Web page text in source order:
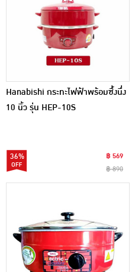
Hanabishi กระทะไฟฟ้าพร้อมซึ้งนึ่ง
10 นิ้ว รุ่น HEP-10S
36%
฿ 569
฿ 890